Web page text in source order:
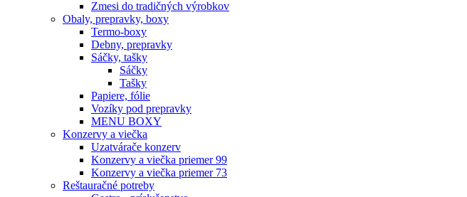
Zmesi do tradičných výrobkov
Obaly, prepravky, boxy
Termo-boxy
Debny, prepravky
Sáčky, tašky
Sáčky
Tašky
Papiere, fólie
Vozíky pod prepravky
MENU BOXY
Konzervy a viečka
Uzatvárače konzerv
Konzervy a viečka priemer 99
Konzervy a viečka priemer 73
Reštauračné potreby